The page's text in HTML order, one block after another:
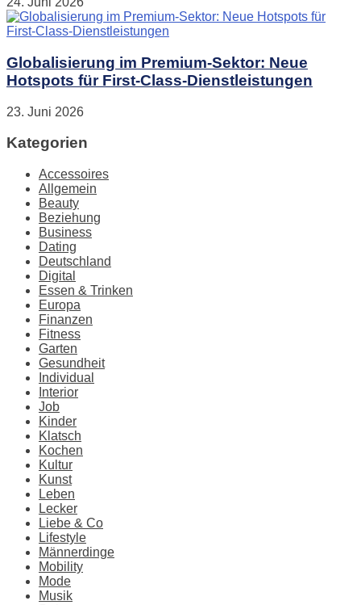
Globalisierung im Premium-Sektor: Neue
Hotspots für First-Class-Dienstleistungen
23. Juni 2026
Kategorien
Accessoires
Allgemein
Beauty
Beziehung
Business
Dating
Deutschland
Digital
Essen & Trinken
Europa
Finanzen
Fitness
Garten
Gesundheit
Individual
Interior
Job
Kinder
Klatsch
Kochen
Kultur
Kunst
Leben
Lecker
Liebe & Co
Lifestyle
Männerdinge
Mobility
Mode
Musik